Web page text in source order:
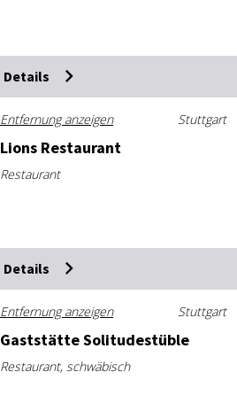
Details
Entfernung anzeigen Stuttgart
Li­ons Re­stau­rant
Restaurant
Details
Entfernung anzeigen Stuttgart
Gast­stät­te So­li­tu­de­st­üb­le
Restaurant, schwäbisch